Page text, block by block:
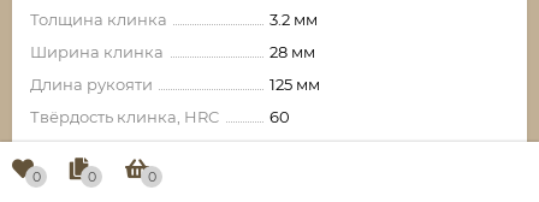
Толщина клинка
3.2 мм
Ширина клинка
28 мм
Длина рукояти
125 мм
Твёрдость клинка, HRC
60
14 665,60 ₽
0 0 0